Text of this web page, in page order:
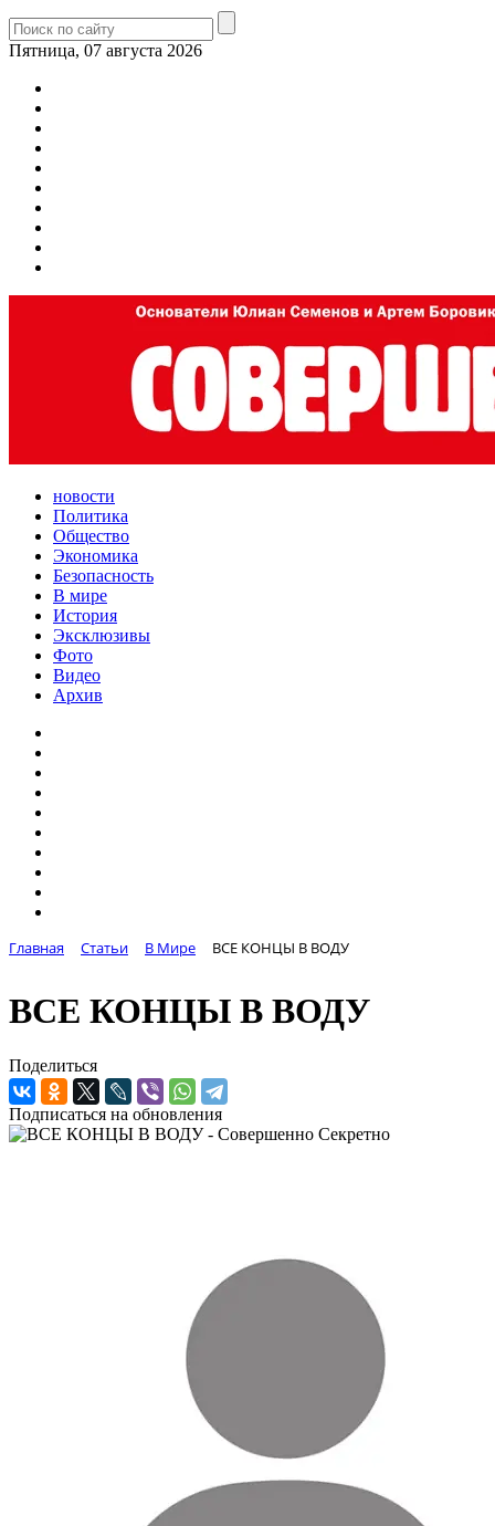
Пятница, 07 августа 2026
новости
Политика
Общество
Экономика
Безопасность
В мире
История
Эксклюзивы
Фото
Видео
Архив
Главная Статьи В Мире ВСЕ КОНЦЫ В ВОДУ
ВСЕ КОНЦЫ В ВОДУ
Поделиться
Подписаться на обновления